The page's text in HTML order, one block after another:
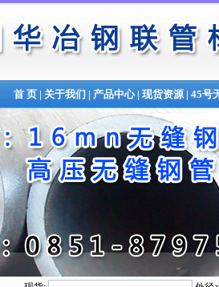
首 页| 关于我们 | 产品中心| 现货资源| 45号